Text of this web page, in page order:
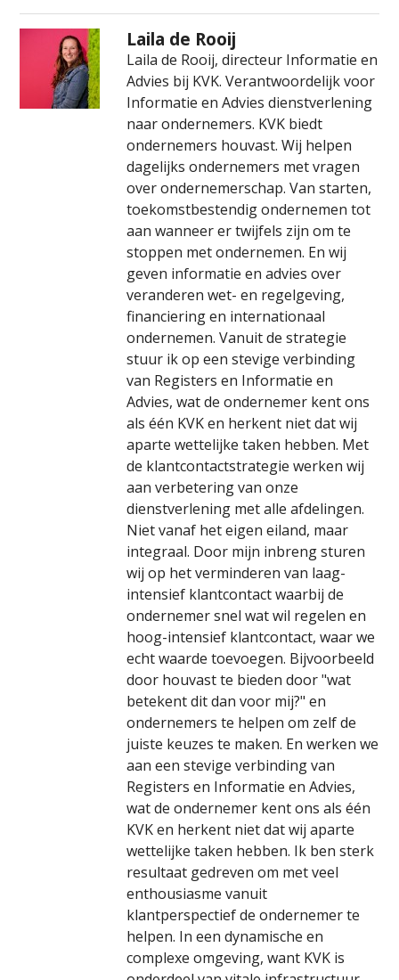
Laila de Rooij
Laila de Rooij, directeur Informatie en
Advies bij KVK. Verantwoordelijk voor
Informatie en Advies dienstverlening
naar ondernemers. KVK biedt
ondernemers houvast. Wij helpen
dagelijks ondernemers met vragen
over ondernemerschap. Van starten,
toekomstbestendig ondernemen tot
aan wanneer er twijfels zijn om te
stoppen met ondernemen. En wij
geven informatie en advies over
veranderen wet- en regelgeving,
financiering en internationaal
ondernemen. Vanuit de strategie
stuur ik op een stevige verbinding
van Registers en Informatie en
Advies, wat de ondernemer kent ons
als één KVK en herkent niet dat wij
aparte wettelijke taken hebben. Met
de klantcontactstrategie werken wij
aan verbetering van onze
dienstverlening met alle afdelingen.
Niet vanaf het eigen eiland, maar
integraal. Door mijn inbreng sturen
wij op het verminderen van laag-
intensief klantcontact waarbij de
ondernemer snel wat wil regelen en
hoog-intensief klantcontact, waar we
echt waarde toevoegen. Bijvoorbeeld
door houvast te bieden door "wat
betekent dit dan voor mij?" en
ondernemers te helpen om zelf de
juiste keuzes te maken. En werken we
aan een stevige verbinding van
Registers en Informatie en Advies,
wat de ondernemer kent ons als één
KVK en herkent niet dat wij aparte
wettelijke taken hebben. Ik ben sterk
resultaat gedreven om met veel
enthousiasme vanuit
klantperspectief de ondernemer te
helpen. In een dynamische en
complexe omgeving, want KVK is